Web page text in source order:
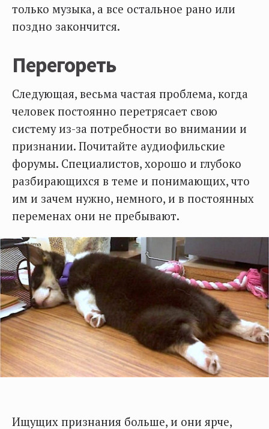
только музыка, а все остальное рано или
поздно закончится.
Перегореть
Следующая, весьма частая проблема, когда
человек постоянно перетрясает свою
систему из-за потребности во внимании и
признании. Почитайте аудиофильские
форумы. Специалистов, хорошо и глубоко
разбирающихся в теме и понимающих, что
им и зачем нужно, немного, и в постоянных
переменах они не пребывают.
Ищущих признания больше, и они ярче,